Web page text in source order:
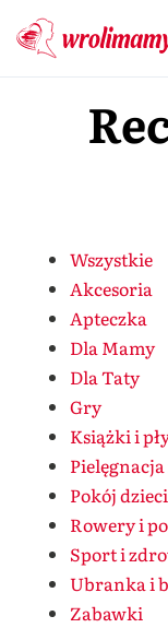
Wszystkie
Akcesoria
Apteczka
Dla Mamy
Dla Taty
Gry
Książki i
Pokój
Rowery i
Sport i
Ubranka i
Zabawki